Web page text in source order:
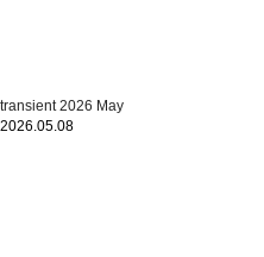
transient 2026 May
2026.05.08